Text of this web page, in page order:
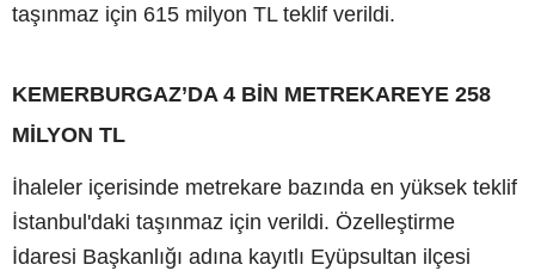
taşınmaz için 615 milyon TL teklif verildi.
KEMERBURGAZ’DA 4 BİN METREKAREYE 258
MİLYON TL
İhaleler içerisinde metrekare bazında en yüksek teklif
İstanbul'daki taşınmaz için verildi. Özelleştirme
İdaresi Başkanlığı adına kayıtlı Eyüpsultan ilçesi